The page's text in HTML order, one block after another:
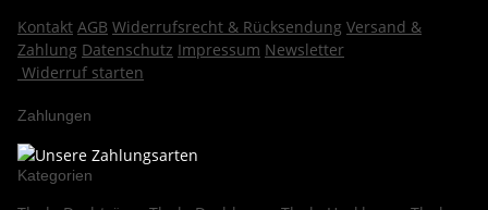
Kontakt AGB Widerrufsrecht & Rücksendung Versand &
Zahlung Datenschutz Impressum Newsletter
Widerruf starten
Zahlungen
Kategorien